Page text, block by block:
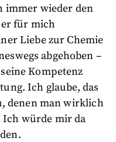
immer wieder den
für mich
Liebe zur Chemie
abgehoben –
Kompetenz
Ich glaube, das
denen man wirklich
Ich würde mir da